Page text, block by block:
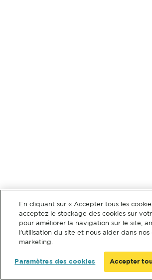
En cliquant sur « Accepter tous les
acceptez le stockage des cookies sur
pour améliorer la navigation sur le site,
l’utilisation du site et nous aider dans
marketing.
Paramètres des cookies Accepter